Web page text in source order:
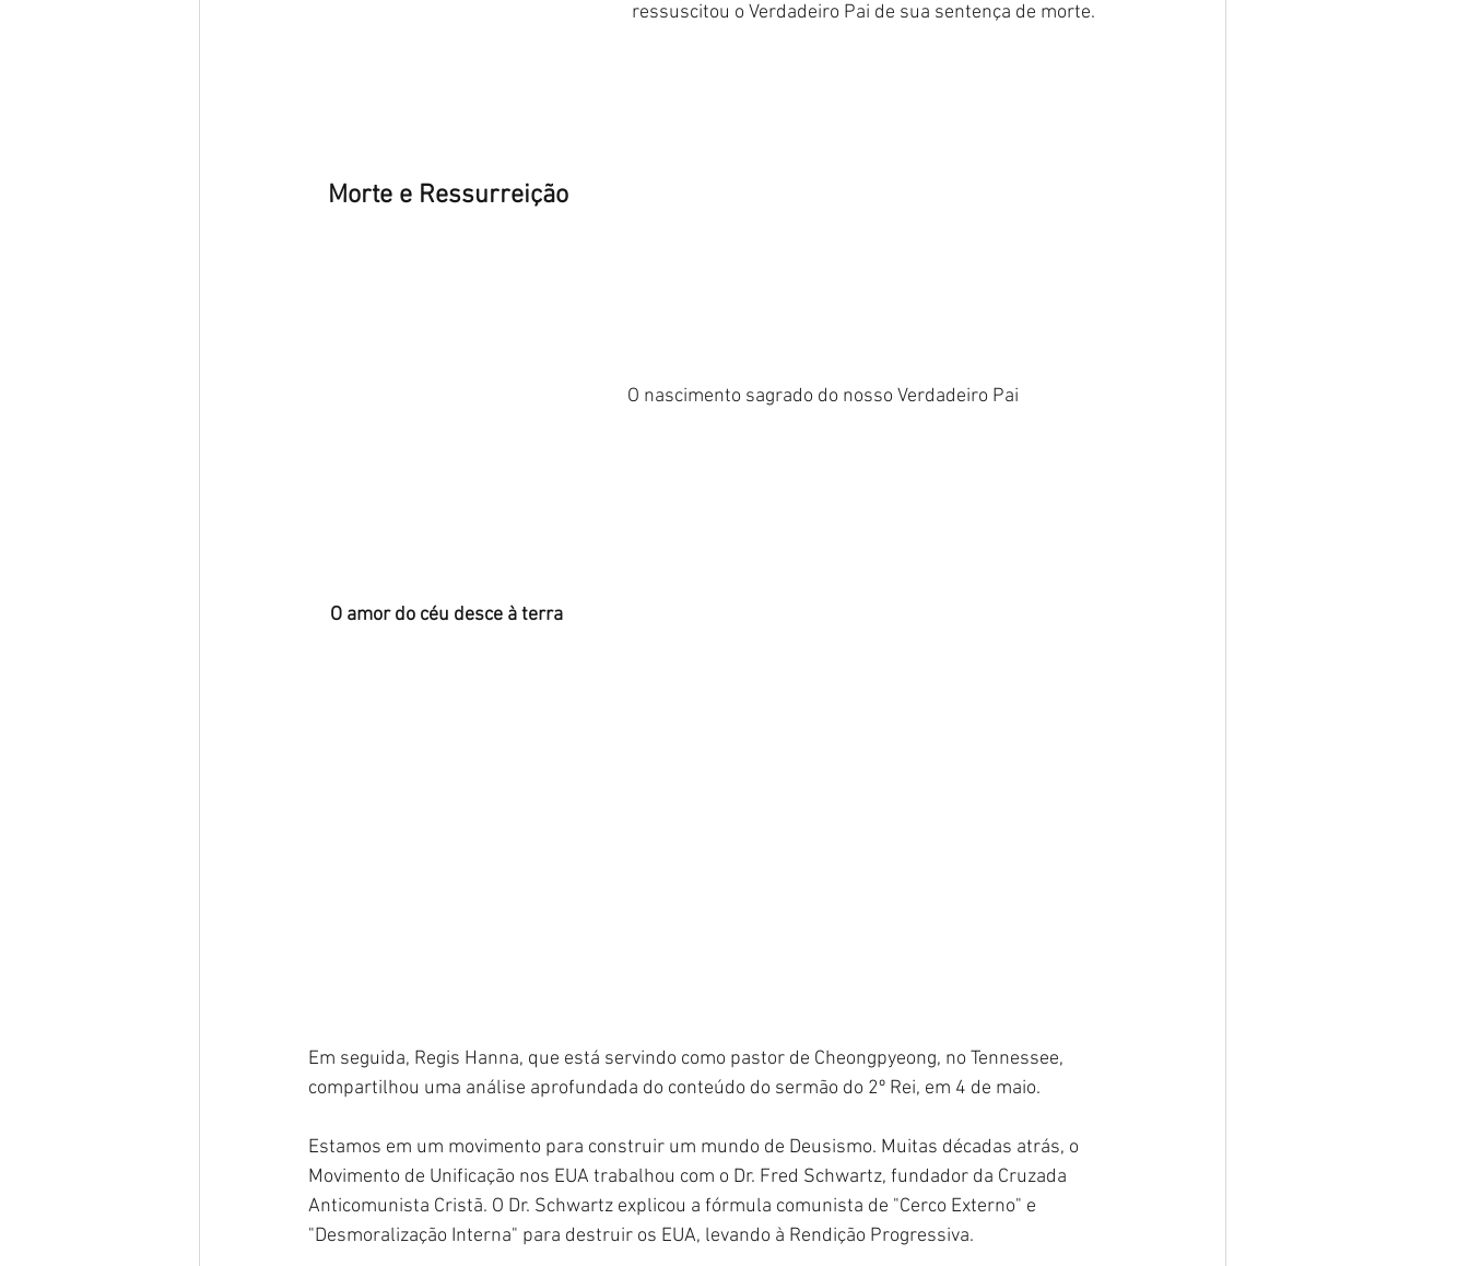
Morte e Ressurreição
ressuscitou o Verdadeiro Pai de sua sentença de morte.
O amor do céu desce à terra
O nascimento sagrado do nosso Verdadeiro Pai
Em seguida, Regis Hanna, que está servindo como pastor de Cheongpyeong, no Tennessee,
compartilhou uma análise aprofundada do conteúdo do sermão do 2º Rei, em 4 de maio.
Estamos em um movimento para construir um mundo de Deusismo. Muitas décadas atrás, o
Movimento de Unificação nos EUA trabalhou com o Dr. Fred Schwartz, fundador da Cruzada
Anticomunista Cristã. O Dr. Schwartz explicou a fórmula comunista de "Cerco Externo" e
"Desmoralização Interna" para destruir os EUA, levando à Rendição Progressiva.